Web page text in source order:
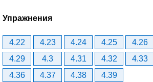
Упражнения
4.22 4.23 4.24 4.25 4.26
4.29
4.3 4.31 4.32 4.33
4.36
4.37 4.38 4.39